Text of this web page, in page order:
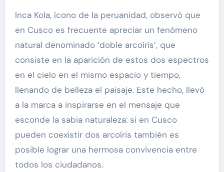
Inca Kola, ícono de la peruanidad, observó que
en Cusco es frecuente apreciar un fenómeno
natural denominado ‘doble arcoíris’, que
consiste en la aparición de estos dos espectros
en el cielo en el mismo espacio y tiempo,
llenando de belleza el paisaje. Este hecho, llevó
a la marca a inspirarse en el mensaje que
esconde la sabia naturaleza: si en Cusco
pueden coexistir dos arcoíris también es
posible lograr una hermosa convivencia entre
todos los ciudadanos.